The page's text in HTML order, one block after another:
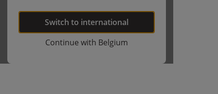
Switch to international
Continue with Belgium